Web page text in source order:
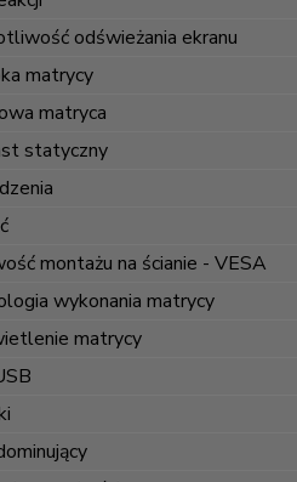
odświeżania ekranu
matrycy
matryca
statyczny
montażu na ścianie - VESA
wykonania matrycy
matrycy